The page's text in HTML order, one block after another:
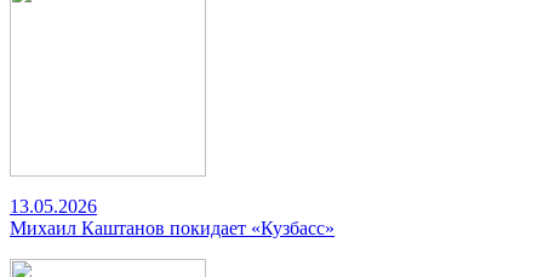
13.05.2026
Михаил Каштанов покидает «Кузбасс»